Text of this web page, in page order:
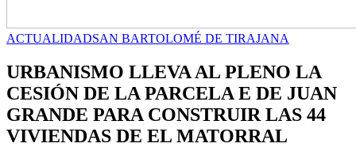
ACTUALIDADSAN BARTOLOMÉ DE TIRAJANA
URBANISMO LLEVA AL PLENO LA
CESIÓN DE LA PARCELA E DE JUAN
GRANDE PARA CONSTRUIR LAS 44
VIVIENDAS DE EL MATORRAL